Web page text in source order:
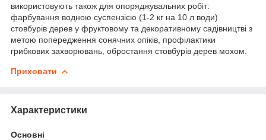
використовують також для опоряджувальних робіт:
фарбування водною суспензією (1-2 кг на 10 л води)
стовбурів дерев у фруктовому та декоративному садівництві з
метою попередження сонячних опіків, профілактики
грибкових захворювань, обростання стовбурів дерев мохом.
Приховати
Характеристики
Основні